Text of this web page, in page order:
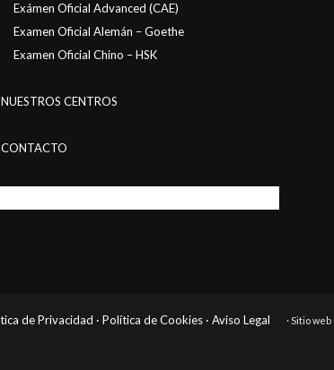
Exámen Oficial Advanced (CAE)
Examen Oficial Alemán – Goethe
Examen Oficial Chino – HSK
CENTROS
de Privacidad · Política de Cookies · Aviso Legal · Sitio